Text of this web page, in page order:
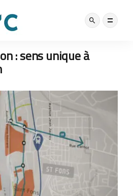
: sens unique à